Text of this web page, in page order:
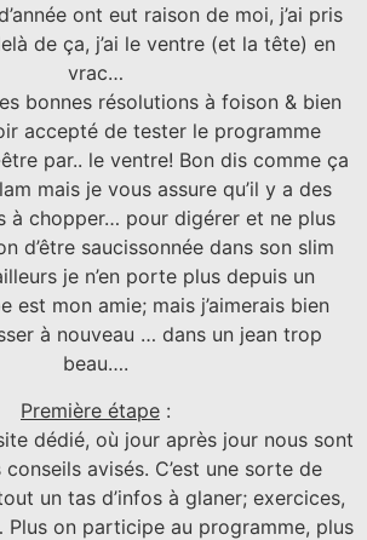
ont eut raison de moi, j’ai pris
de ça, j’ai le ventre (et la tête) en
vrac…
bonnes résolutions à foison & bien
accepté de tester le programme
par.. le ventre! Bon dis comme ça
mais je vous assure qu’il y a des
à chopper… pour digérer et ne plus
d’être saucissonnée dans son slim
je n’en porte plus depuis un
est mon amie; mais j’aimerais bien
à nouveau … dans un jean trop
beau….
Première étape :
dédié, où jour après jour nous sont
avisés. C’est une sorte de
un tas d’infos à glaner; exercices,
on participe au programme, plus